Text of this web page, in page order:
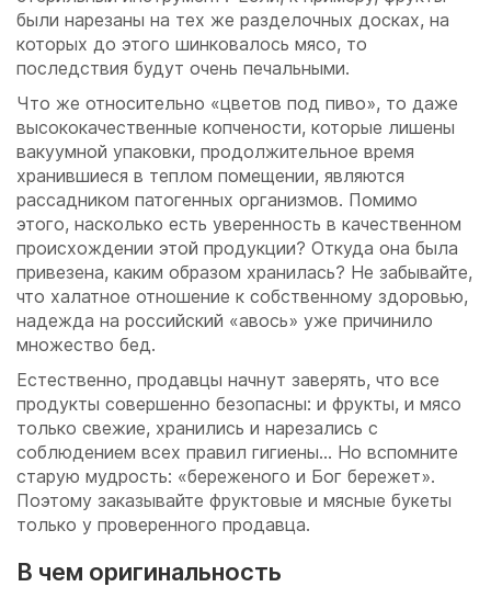
были нарезаны на тех же разделочных досках, на
которых до этого шинковалось мясо, то
последствия будут очень печальными.
Что же относительно «цветов под пиво», то даже
высококачественные копчености, которые лишены
вакуумной упаковки, продолжительное время
хранившиеся в теплом помещении, являются
рассадником патогенных организмов. Помимо
этого, насколько есть уверенность в качественном
происхождении этой продукции? Откуда она была
привезена, каким образом хранилась? Не забывайте,
что халатное отношение к собственному здоровью,
надежда на российский «авось» уже причинило
множество бед.
Естественно, продавцы начнут заверять, что все
продукты совершенно безопасны: и фрукты, и мясо
только свежие, хранились и нарезались с
соблюдением всех правил гигиены… Но вспомните
старую мудрость: «береженого и Бог бережет».
Поэтому заказывайте фруктовые и мясные букеты
только у проверенного продавца.
В чем оригинальность